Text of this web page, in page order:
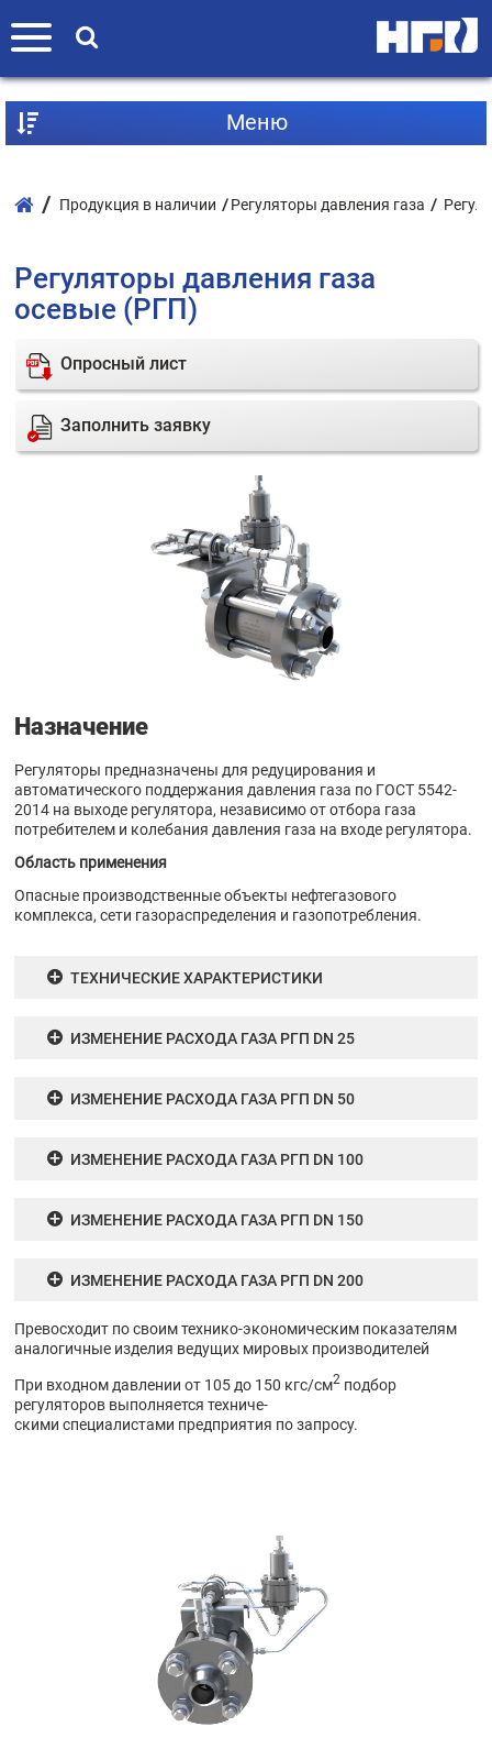
Mеню
Продукция в наличии Регуляторы давления газа
Регуляторы давления газа
осевые (РГП)
Опросный лист
Заполнить заявку
Назначение
Регуляторы предназначены для редуцирования и
автоматического поддержания давления газа по ГОСТ 5542-
2014 на выходе регулятора, независимо от отбора газа
потребителем и колебания давления газа на входе регулятора.
Область применения
Опасные производственные объекты нефтегазового
комплекса, сети газораспределения и газопотребления.
ТЕХНИЧЕСКИЕ ХАРАКТЕРИСТИКИ
ИЗМЕНЕНИЕ РАСХОДА ГАЗА РГП DN 25
ИЗМЕНЕНИЕ РАСХОДА ГАЗА РГП DN 50
ИЗМЕНЕНИЕ РАСХОДА ГАЗА РГП DN 100
ИЗМЕНЕНИЕ РАСХОДА ГАЗА РГП DN 150
ИЗМЕНЕНИЕ РАСХОДА ГАЗА РГП DN 200
Превосходит по своим технико-экономическим показателям
аналогичные изделия ведущих мировых производителей
При входном давлении от 105 до 150 кгс/см2 подбор
регуляторов выполняется техниче-
скими специалистами предприятия по запросу.